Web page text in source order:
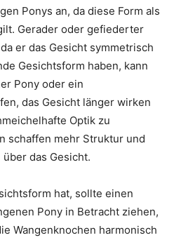
Ponys an, da diese Form als
Gerader oder gefiederter
er das Gesicht symmetrisch
Gesichtsform haben, kann
Pony oder ein
das Gesicht länger wirken
Optik zu
schaffen mehr Struktur und
das Gesicht.
hat, sollte einen
Pony in Betracht ziehen,
Wangenknochen harmonisch